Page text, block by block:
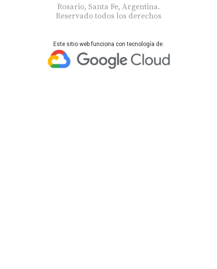
Rosario, Santa Fe, Argentina.
Reservado todos los derechos
Este sitio web funciona con tecnología de: